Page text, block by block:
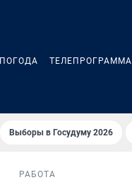
ПОГОДА ТЕЛЕПРОГРАММА
Выборы в Госудуму 2026
РАБОТА